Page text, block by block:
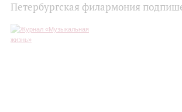
Петербургская филармония